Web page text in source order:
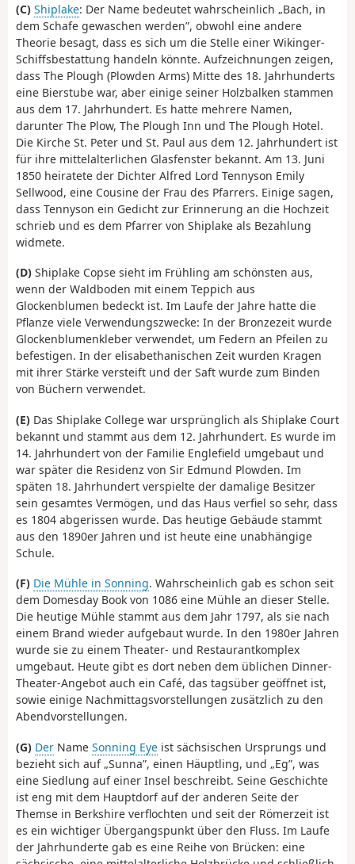
(C) Shiplake: Der Name bedeutet wahrscheinlich „Bach, in
dem Schafe gewaschen werden”, obwohl eine andere
Theorie besagt, dass es sich um die Stelle einer Wikinger-
Schiffsbestattung handeln könnte. Aufzeichnungen zeigen,
dass The Plough (Plowden Arms) Mitte des 18. Jahrhunderts
eine Bierstube war, aber einige seiner Holzbalken stammen
aus dem 17. Jahrhundert. Es hatte mehrere Namen,
darunter The Plow, The Plough Inn und The Plough Hotel.
Die Kirche St. Peter und St. Paul aus dem 12. Jahrhundert ist
für ihre mittelalterlichen Glasfenster bekannt. Am 13. Juni
1850 heiratete der Dichter Alfred Lord Tennyson Emily
Sellwood, eine Cousine der Frau des Pfarrers. Einige sagen,
dass Tennyson ein Gedicht zur Erinnerung an die Hochzeit
schrieb und es dem Pfarrer von Shiplake als Bezahlung
widmete.
(D) Shiplake Copse sieht im Frühling am schönsten aus,
wenn der Waldboden mit einem Teppich aus
Glockenblumen bedeckt ist. Im Laufe der Jahre hatte die
Pflanze viele Verwendungszwecke: In der Bronzezeit wurde
Glockenblumenkleber verwendet, um Federn an Pfeilen zu
befestigen. In der elisabethanischen Zeit wurden Kragen
mit ihrer Stärke versteift und der Saft wurde zum Binden
von Büchern verwendet.
(E) Das Shiplake College war ursprünglich als Shiplake Court
bekannt und stammt aus dem 12. Jahrhundert. Es wurde im
14. Jahrhundert von der Familie Englefield umgebaut und
war später die Residenz von Sir Edmund Plowden. Im
späten 18. Jahrhundert verspielte der damalige Besitzer
sein gesamtes Vermögen, und das Haus verfiel so sehr, dass
es 1804 abgerissen wurde. Das heutige Gebäude stammt
aus den 1890er Jahren und ist heute eine unabhängige
Schule.
(F) Die Mühle in Sonning. Wahrscheinlich gab es schon seit
dem Domesday Book von 1086 eine Mühle an dieser Stelle.
Die heutige Mühle stammt aus dem Jahr 1797, als sie nach
einem Brand wieder aufgebaut wurde. In den 1980er Jahren
wurde sie zu einem Theater- und Restaurantkomplex
umgebaut. Heute gibt es dort neben dem üblichen Dinner-
Theater-Angebot auch ein Café, das tagsüber geöffnet ist,
sowie einige Nachmittagsvorstellungen zusätzlich zu den
Abendvorstellungen.
(G) Der Name Sonning Eye ist sächsischen Ursprungs und
bezieht sich auf „Sunna”, einen Häuptling, und „Eg”, was
eine Siedlung auf einer Insel beschreibt. Seine Geschichte
ist eng mit dem Hauptdorf auf der anderen Seite der
Themse in Berkshire verflochten und seit der Römerzeit ist
es ein wichtiger Übergangspunkt über den Fluss. Im Laufe
der Jahrhunderte gab es eine Reihe von Brücken: eine